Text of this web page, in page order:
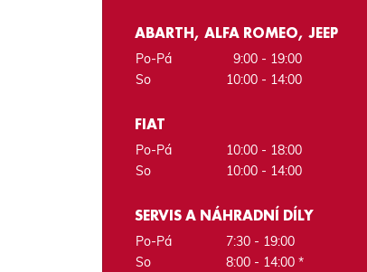
ABARTH, ALFA ROMEO, JEEP
Po-Pá
9:00 - 19:00
So
10:00 - 14:00
FIAT
Po-Pá
10:00 - 18:00
So
10:00 - 14:00
SERVIS A NÁHRADNÍ DÍLY
Po-Pá
7:30 - 19:00
So
8:00 - 14:00 *